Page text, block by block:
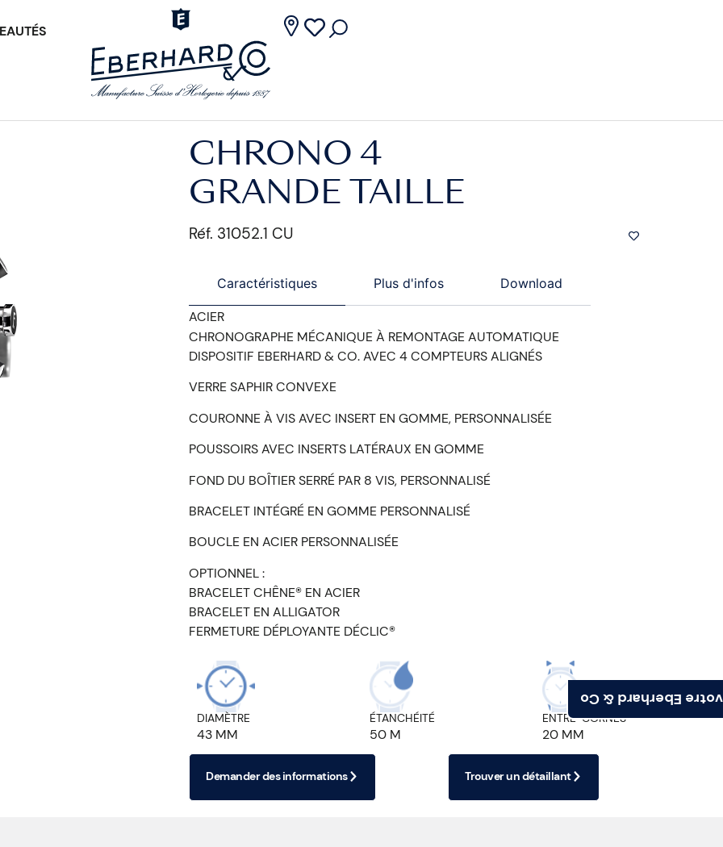
Trouvez votre
CHRONO 4
GRANDE TAILLE
Réf. 31052.1 CU
Caractéristiques Plus d'infos Download
ACIER
CHRONOGRAPHE MÉCANIQUE À REMONTAGE AUTOMATIQUE
DISPOSITIF EBERHARD & CO. AVEC 4 COMPTEURS ALIGNÉS
VERRE SAPHIR CONVEXE
COURONNE À VIS AVEC INSERT EN GOMME, PERSONNALISÉE
POUSSOIRS AVEC INSERTS LATÉRAUX EN GOMME
FOND DU BOȊTIER SERRÉ PAR 8 VIS, PERSONNALISÉ
BRACELET INTÉGRÉ EN GOMME PERSONNALISÉ
BOUCLE EN ACIER PERSONNALISÉE
OPTIONNEL :
BRACELET CHÊNE® EN ACIER
BRACELET EN ALLIGATOR
FERMETURE DÉPLOYANTE DÉCLIC®
DIAMÈTRE
43 MM
ÉTANCHÉITÉ
50 M
ENTRE-CORNES
20 MM
Demander des informations Trouver un détaillant